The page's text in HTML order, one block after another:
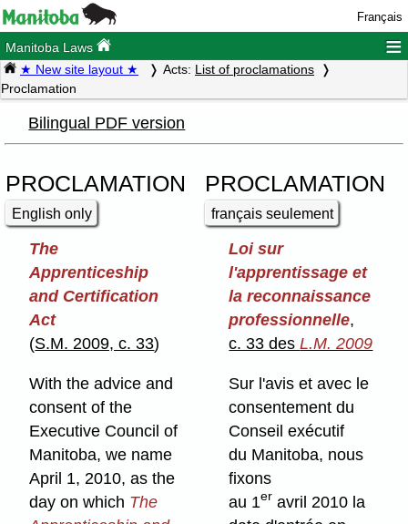
Français
Manitoba Laws ≡
★ New site layout ★ Acts: List of proclamations
Proclamation
Bilingual PDF version
PROCLAMATION
English only
PROCLAMATION
français seulement
The
Apprenticeship
and Certification
Act
(S.M. 2009, c. 33)
Loi sur
l'apprentissage et
la reconnaissance
professionnelle,
c. 33 desL.M. 2009
With the advice and
consent of the
Executive Council of
Manitoba, we name
April 1, 2010, as the
day on which The
Sur l'avis et avec le
consentement du
Conseil exécutif
du Manitoba, nous
fixons
au 1er avril 2010 la